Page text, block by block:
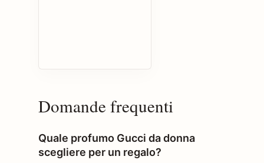
Domande frequenti
Quale profumo Gucci da donna
scegliere per un regalo?